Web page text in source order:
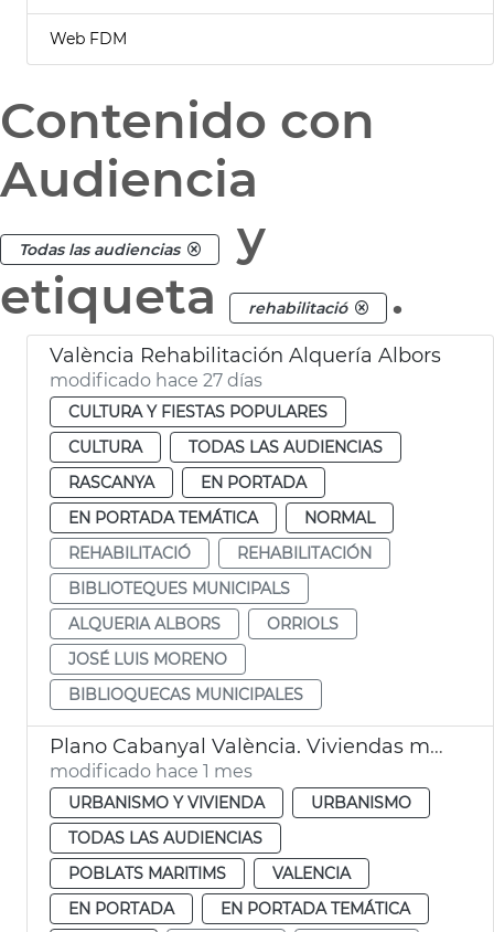
Web FDM
Contenido con
Audiencia
Todas las audiencias
y
etiqueta
rehabilitació .
València Rehabilitación Alquería Albors
modificado hace 27 días
CULTURA Y FIESTAS POPULARES
CULTURA
TODAS LAS AUDIENCIAS
RASCANYA
EN PORTADA
EN PORTADA TEMÁTICA
NORMAL
REHABILITACIÓ
REHABILITACIÓN
BIBLIOTEQUES MUNICIPALS
ALQUERIA ALBORS
ORRIOLS
JOSÉ LUIS MORENO
BIBLIOQUECAS MUNICIPALES
Plano Cabanyal València. Viviendas municipales
modificado hace 1 mes
URBANISMO Y VIVIENDA
URBANISMO
TODAS LAS AUDIENCIAS
POBLATS MARITIMS
VALENCIA
EN PORTADA
EN PORTADA TEMÁTICA